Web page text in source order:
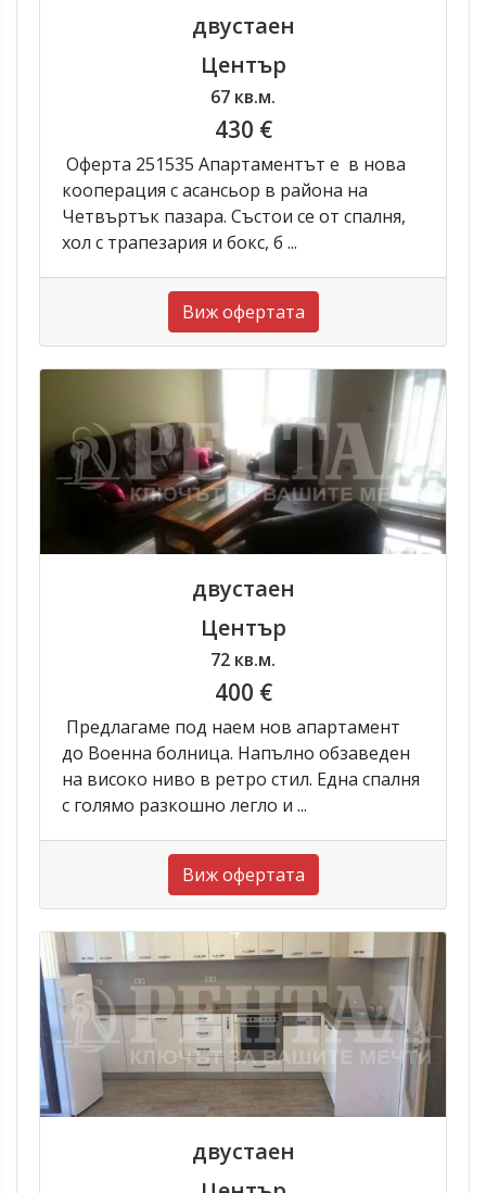
двустаен
Център
67 кв.м.
430 €
Оферта 251535 Апартаментът е в нова
кооперация с асансьор в района на
Четвъртък пазара. Състои се от спалня,
хол с трапезария и бокс, б ...
Виж офертата
двустаен
Център
72 кв.м.
400 €
Предлагаме под наем нов апартамент
до Военна болница. Напълно обзаведен
на високо ниво в ретро стил. Една спалня
с голямо разкошно легло и ...
Виж офертата
двустаен